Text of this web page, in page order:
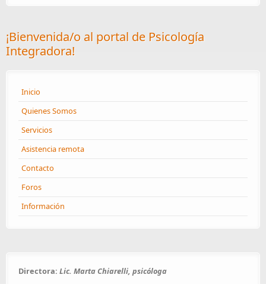
¡Bienvenida/o al portal de Psicología
Integradora!
Inicio
Quienes Somos
Servicios
Asistencia remota
Contacto
Foros
Información
Directora: Lic. Marta Chiarelli, psicóloga